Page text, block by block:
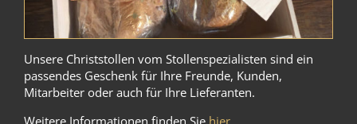
Unsere Christstollen vom Stollenspezialisten sind ein
passendes Geschenk für Ihre Freunde, Kunden,
Mitarbeiter oder auch für Ihre Lieferanten.
Weitere Informationen finden Sie hier.